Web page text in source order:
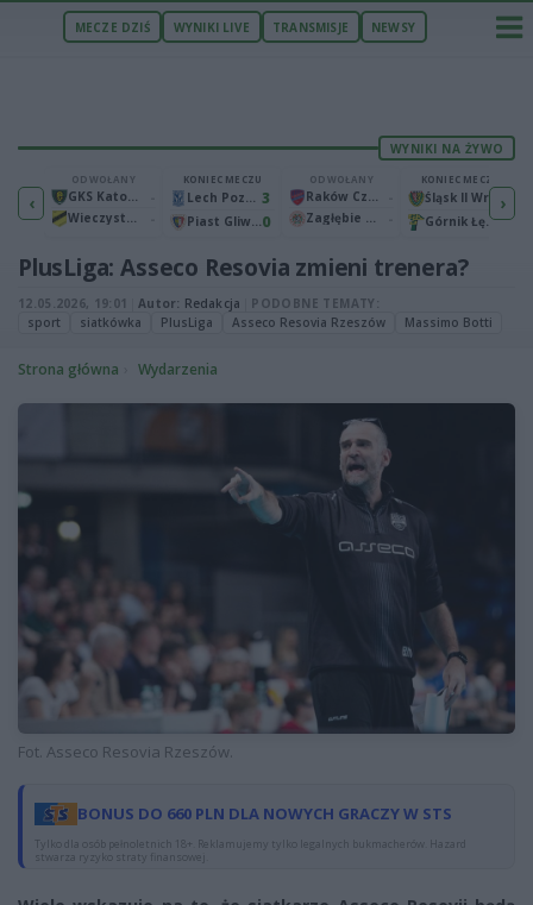
MECZE DZIŚ WYNIKI LIVE TRANSMISJE NEWSY
WYNIKI NA ŻYWO
‹1
Warta Poznań 2
ODWOŁANY
GKS Katowice
Wieczysta Kraków
KONIEC MECZU
Lech Poznań 3
Piast Gliwice0
ODWOŁANY
Raków Częstochowa
Zagłębie Lubin
KONIEC MECZU
2
Górnik Łęczna 0
›
PlusLiga: Asseco Resovia zmieni trenera?
12.05.2026, 19:01 Autor: Redakcja
PODOBNE TEMATY:
sport
siatkówka PlusLiga Asseco Resovia Rzeszów Massimo Botti
Strona główna Wydarzenia
Fot. Asseco Resovia Rzeszów.
BONUS DO 660 PLN DLA NOWYCH GRACZY W STS
Tylko dla osób pełnoletnich 18+. Reklamujemy tylko legalnych bukmacherów. Hazard
stwarza ryzyko straty finansowej.